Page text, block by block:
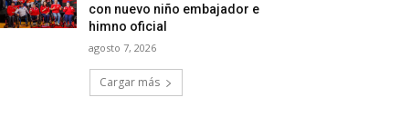
con nuevo niño embajador e
himno oficial
agosto 7, 2026
Cargar más